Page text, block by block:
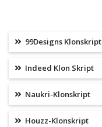
99Designs Klonskript
Indeed Klon Skript
Naukri-Klonskript
Houzz-Klonskript